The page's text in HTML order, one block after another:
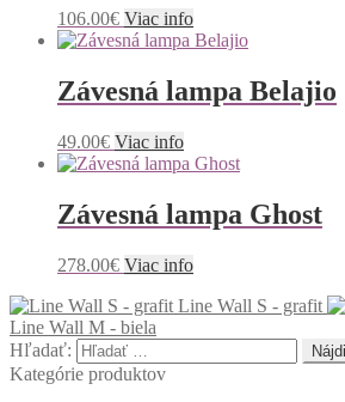
106.00€ Viac info
Závesná lampa Belajio
49.00€ Viac info
Závesná lampa Ghost
278.00€ Viac info
Line Wall S - grafit
Line Wall M - biela
Hľadať:
Kategórie produktov